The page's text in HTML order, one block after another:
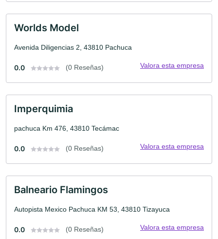
Worlds Model
Avenida Diligencias 2, 43810 Pachuca
0.0 (0 Reseñas) Valora esta empresa
Imperquimia
pachuca Km 476, 43810 Tecámac
0.0 (0 Reseñas) Valora esta empresa
Balneario Flamingos
Autopista Mexico Pachuca KM 53, 43810 Tizayuca
0.0 (0 Reseñas) Valora esta empresa